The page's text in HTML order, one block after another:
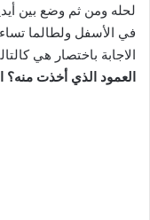
لحله ومن ثم وضع بين
في الأسفل ولطالما
الاجابة باختصار هي
العمود الذي أخذت منه؟